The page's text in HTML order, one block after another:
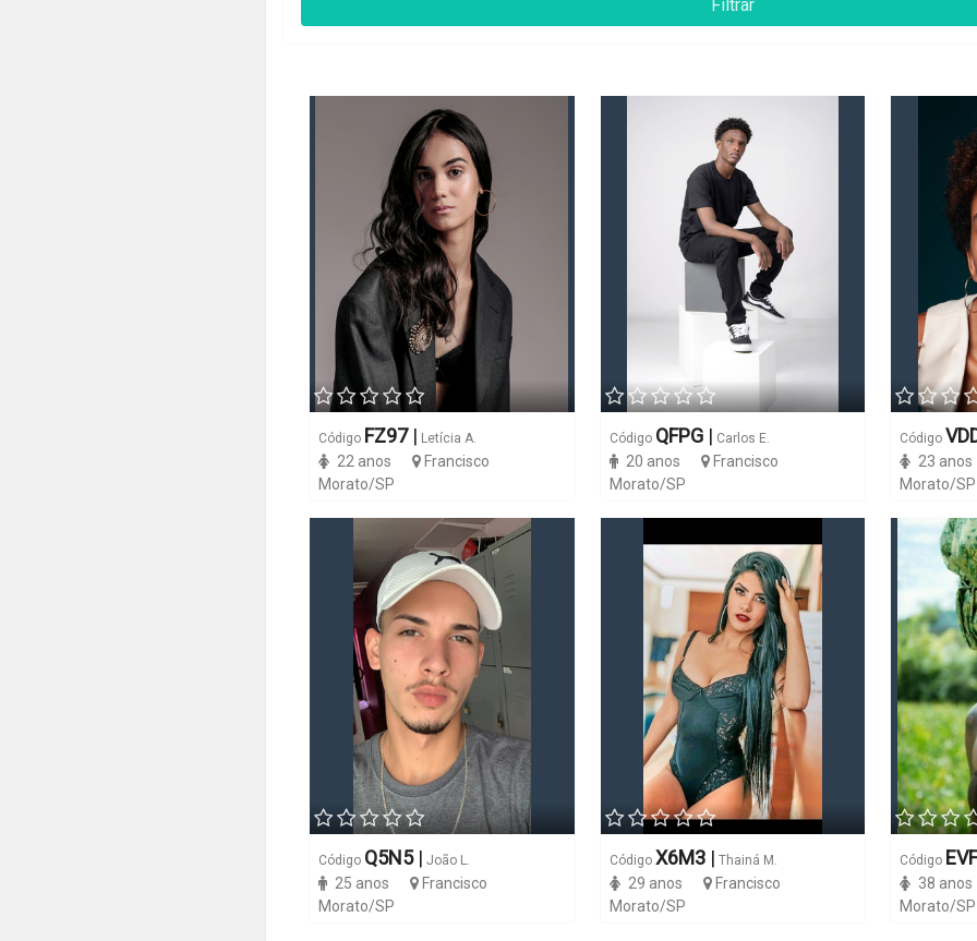
Código FZ97 | Letícia A.
22 anos
Francisco
Morato/SP
Código QFPG | Carlos E.
20 anos
Francisco
Morato/SP
Código
23 anos
Morato/SP
Código Q5N5 | João L.
25 anos
Francisco
Morato/SP
Código X6M3 | Thainá M.
29 anos
Francisco
Morato/SP
Código
38 anos
Morato/SP